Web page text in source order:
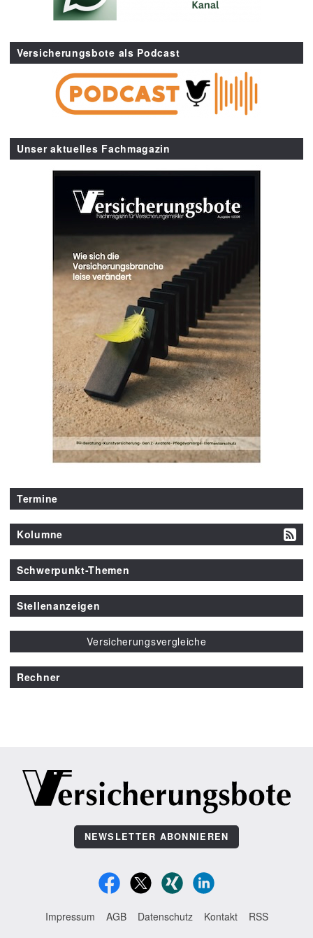
Versicherungsbote als Podcast
Unser aktuelles Fachmagazin
Termine
Kolumne
Schwerpunkt-Themen
Stellenanzeigen
Versicherungsvergleiche
Rechner
NEWSLETTER ABONNIEREN
Impressum AGB Datenschutz Kontakt RSS